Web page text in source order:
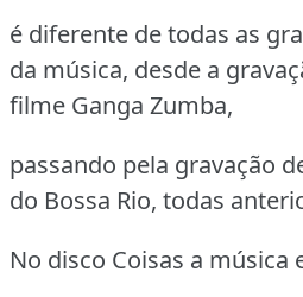
é diferente de todas as
da música, desde a
filme Ganga Zumba,
passando pela gravação
do Bossa Rio, todas
No disco Coisas a música